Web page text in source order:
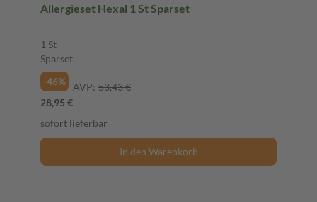
Allergieset Hexal 1 St Sparset
1 St
Sparset
-46%
AVP: 53,43 €
28,95 €
sofort lieferbar
In den Warenkorb